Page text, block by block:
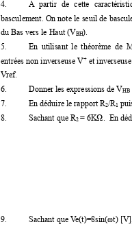
4. A partir de cette
basculement. On note le seuil de
du Bas vers le Haut (VBH).
5.
En utilisant le théorème de
entrées non inverseuse V+ et inverseus
Vref.
6.
Donner les expressions de VHB
7.
En déduire le rapport R2/R1
8.
Sachant que R2 = 6KΩ En
9. Sachant que Ve(t)=8sin(ωt)